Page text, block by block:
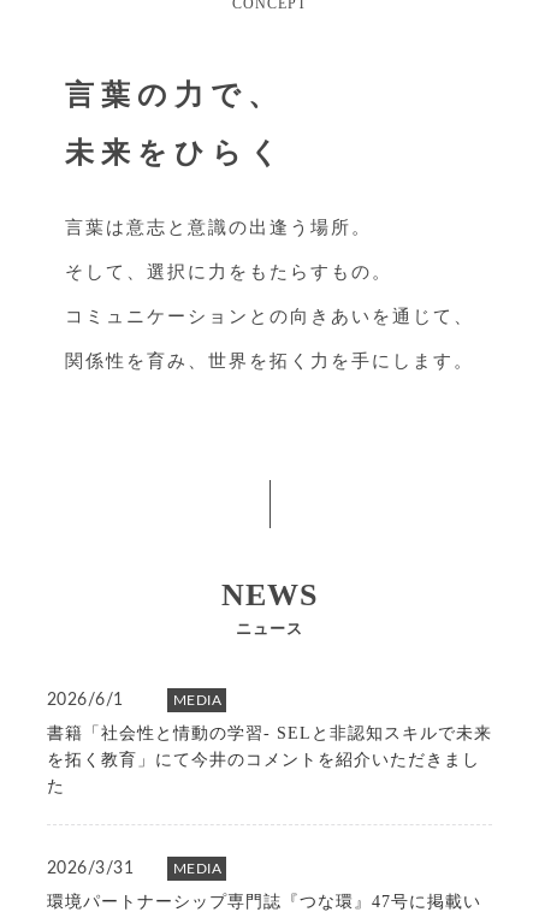
言葉の力で、
未来をひらく
言葉は意志と意識の出逢う場所。
そして、選択に力をもたらすもの。
コミュニケーションとの向きあいを通じて、
関係性を育み、世界を拓く力を手にします。
NEWS
ニュース
2026/6/1 MEDIA
書籍「社会性と情動の学習- SELと非認知スキルで未来
を拓く教育」にて今井のコメントを紹介いただきまし
た
2026/3/31 MEDIA
環境パートナーシップ専門誌『つな環』47号に掲載い